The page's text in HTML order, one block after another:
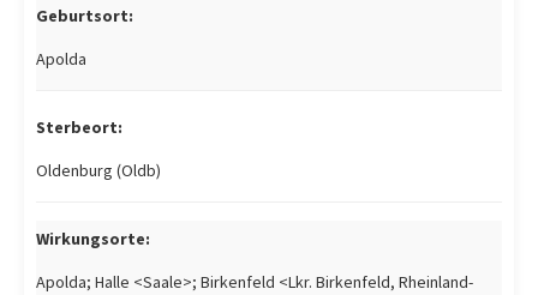
Geburtsort:
Apolda
Sterbeort:
Oldenburg (Oldb)
Wirkungsorte:
Apolda; Halle <Saale>; Birkenfeld <Lkr. Birkenfeld, Rheinland-